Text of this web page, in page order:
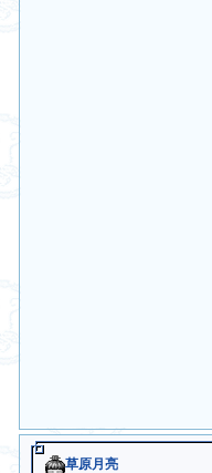
草原月亮